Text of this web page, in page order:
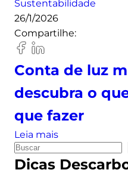
o
l
t
a
o
n
h
Sustentabilidade
26/1/2026
Compartilhe:
Conta de luz
descubra o
que fazer
Leia mais:
o
P
e
Dicas